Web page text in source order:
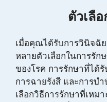
ตัวเลื
เมื่อคุณได้รับการวินิจฉั
หลายตัวเลือกในการรัก
ของโรค การรักษาที่ได้
การฉายรังสี และการบ
เลือกวิธีการรักษาที่เห